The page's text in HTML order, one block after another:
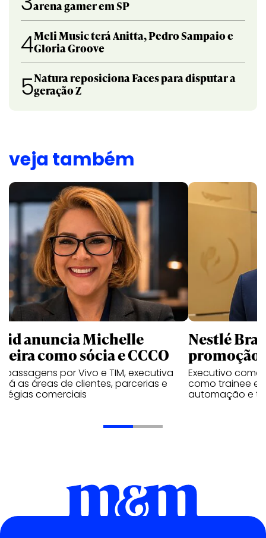
arena gamer em SP
4Meli Music terá Anitta, Pedro Sampaio e
Gloria Groove
5Natura reposiciona Faces para disputar a
geração Z
veja também
anuncia Michelle
como sócia e CCCO
passagens por Vivo e TIM, executiva
as áreas de clientes, parcerias e
comerciais
Nestlé
promoção
Executivo
como trainee e
automação e